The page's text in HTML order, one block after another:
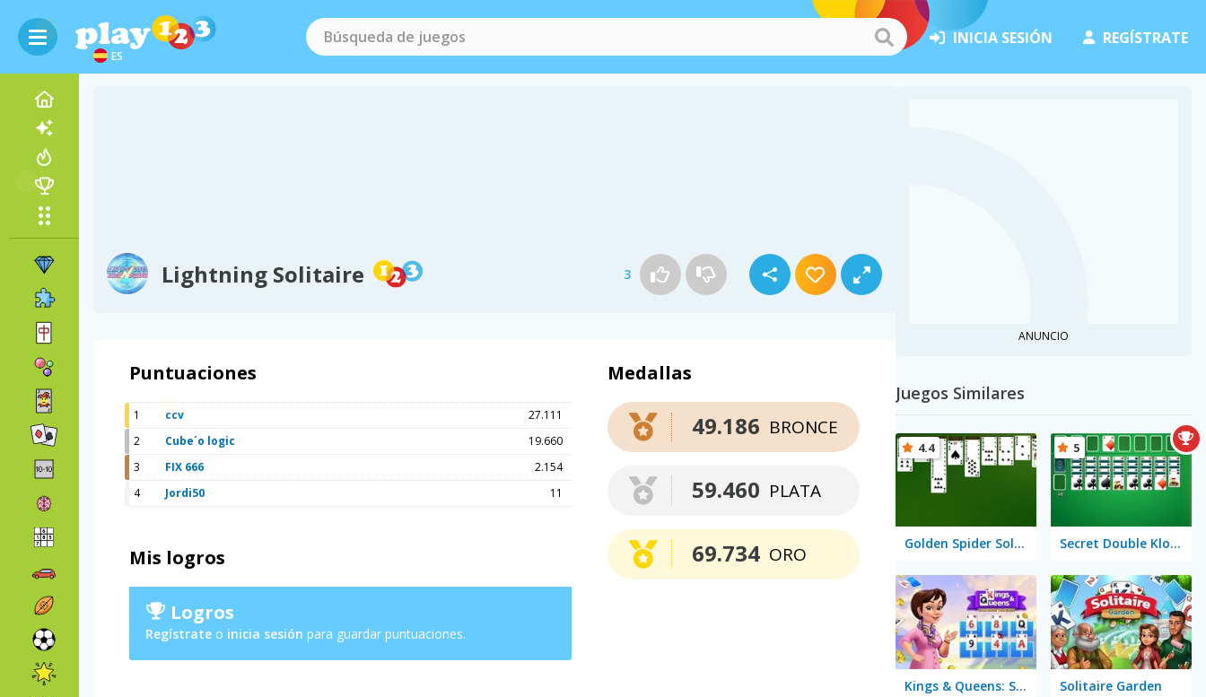
ES
INICIA SESIÓN REGÍSTRATE
Lightning Solitaire 3
Puntuaciones
1 ccv
27.111
2
Cube´o logic
19.660
3
FIX 666
2.154
4
Jordi50 11
Mis logros
Logros
Regístrate o inicia sesión para guardar puntuaciones.
Medallas
BRONCE
49.186
PLATA
59.460
ORO
69.734
ANUNCIO
Juegos Similares
Golden Spider Solitaire On-line
4.4
Secret Double Klondike
5
Kings & Queens: Solitaire Tripeaks Solitaire Garden